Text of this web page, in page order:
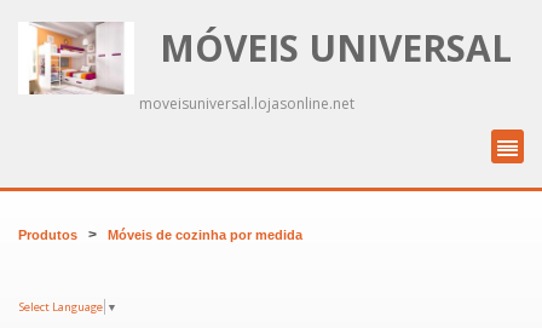
MÓVEIS UNIVERSAL
moveisuniversal.lojasonline.net
Produtos > Móveis de cozinha por medida
Select Language ▼